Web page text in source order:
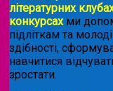
літературних
конкурсахми
підліткам та
здібності,
навчитися
зростати.